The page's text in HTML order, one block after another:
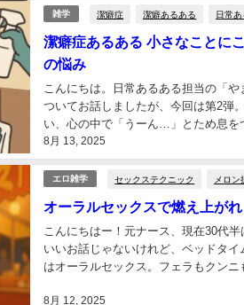
雑学 潔癖症 潔癖あるある 日常あ
潔癖症あるある 小さなことに
の悩み
8月 13, 2025
こんにちは。日常あるある担当の「
ついてお話しましたが、今回は第2弾
い、心の中で「うーん…」とため息を
とめてみますね。 小さなことにも気
エロ雑学 セックステクニック メロン
オーラルセックスで燃え上が
8月 12, 2025
こんにちはー！元ナース、現在30代
いいお話じゃないけれど、ベッドタ
はオーラルセックス。フェラもクン